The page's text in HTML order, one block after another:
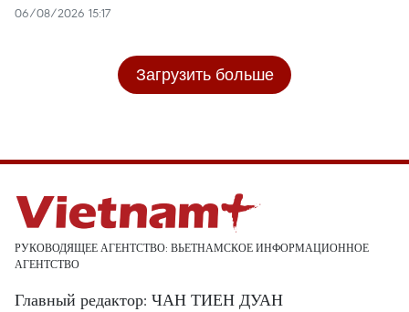
06/08/2026 15:17
Загрузить больше
РУКОВОДЯЩЕЕ АГЕНТСТВО: ВЬЕТНАМСКОЕ ИНФОРМАЦИОННОЕ
АГЕНТСТВО
Главный редактор: ЧАН ТИЕН ДУАН